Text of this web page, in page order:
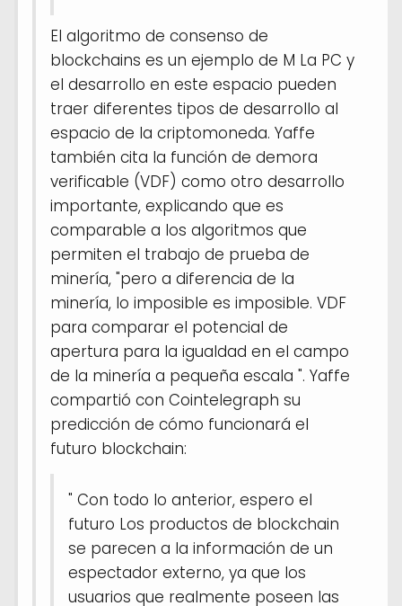
El algoritmo de consenso de
blockchains es un ejemplo de M La PC y
el desarrollo en este espacio pueden
traer diferentes tipos de desarrollo al
espacio de la criptomoneda. Yaffe
también cita la función de demora
verificable (VDF) como otro desarrollo
importante, explicando que es
comparable a los algoritmos que
permiten el trabajo de prueba de
minería, "pero a diferencia de la
minería, lo imposible es imposible. VDF
para comparar el potencial de
apertura para la igualdad en el campo
de la minería a pequeña escala ". Yaffe
compartió con Cointelegraph su
predicción de cómo funcionará el
futuro blockchain:
" Con todo lo anterior, espero el
futuro Los productos de blockchain
se parecen a la información de un
espectador externo, ya que los
usuarios que realmente poseen las